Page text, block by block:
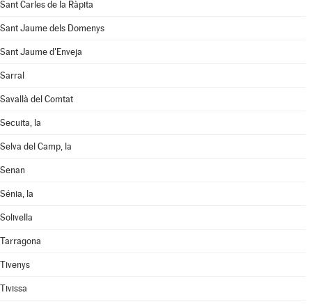
Sant Carles de la Ràpita
Sant Jaume dels Domenys
Sant Jaume d'Enveja
Sarral
Savallà del Comtat
Secuita, la
Selva del Camp, la
Senan
Sénia, la
Solivella
Tarragona
Tivenys
Tivissa